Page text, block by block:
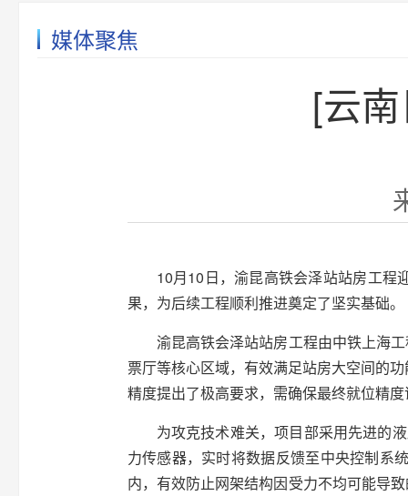
媒体聚焦
[云
10月10日，渝昆高铁会泽站站房工
果，为后续工程顺利推进奠定了坚实基础。
渝昆高铁会泽站站房工程由中铁上海
票厅等核心区域，有效满足站房大空间的
精度提出了极高要求，需确保最终就位精
为攻克技术难关，项目部采用先进的
力传感器，实时将数据反馈至中央控制系
内，有效防止网架结构因受力不均可能导